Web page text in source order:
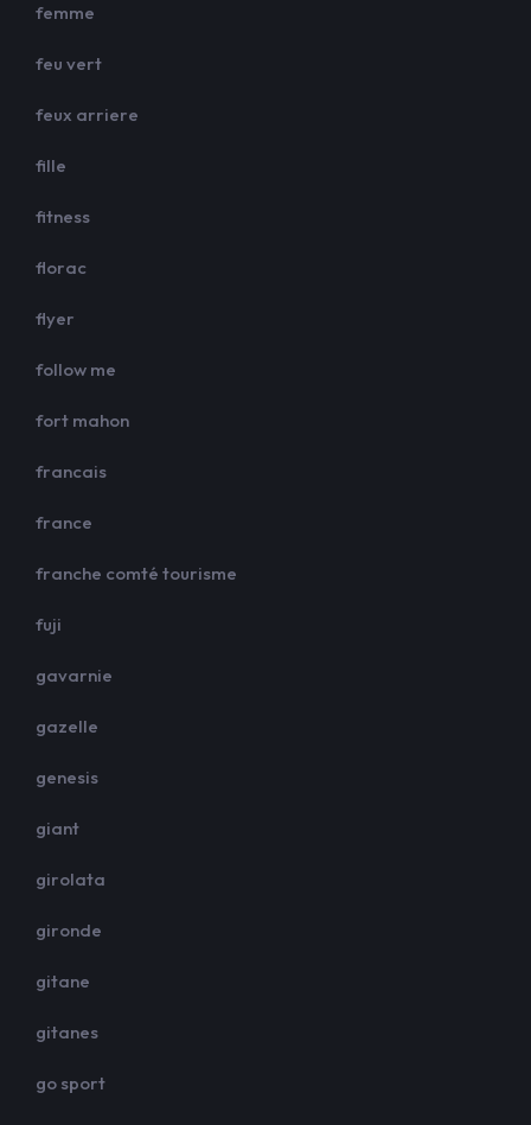
femme
feu vert
feux arriere
fille
fitness
florac
flyer
follow me
fort mahon
francais
france
franche comté tourisme
fuji
gavarnie
gazelle
genesis
giant
girolata
gironde
gitane
gitanes
go sport